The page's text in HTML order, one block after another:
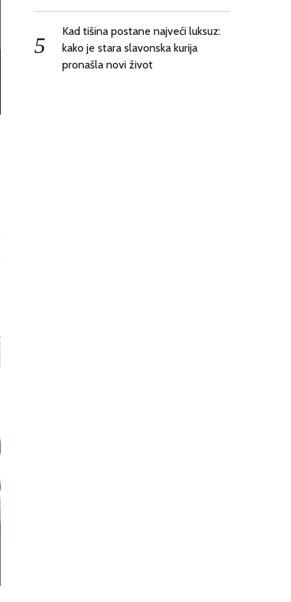
Kad tišina postane najveći luksuz:
kako je stara slavonska kurija
pronašla novi život